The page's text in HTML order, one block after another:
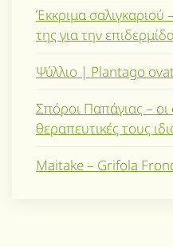
Έκκριμα σαλιγκαριού
της για την
Ψύλλιο | Plantago
Σπόροι Παπάγιας – οι
θεραπευτικές τους
Maitake – Grifola